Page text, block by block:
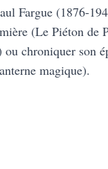
Fargue (1876-
(Le Piéton de
chroniquer son
magique).